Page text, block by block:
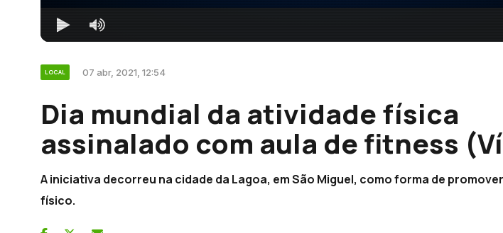
LOCAL 07 abr, 2021, 12:54
Dia mundial da atividade física
assinalado com aula de fitness
A iniciativa decorreu na cidade da Lagoa, em São Miguel, como forma de
físico.